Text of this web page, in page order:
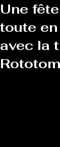
Une
toute
avec la